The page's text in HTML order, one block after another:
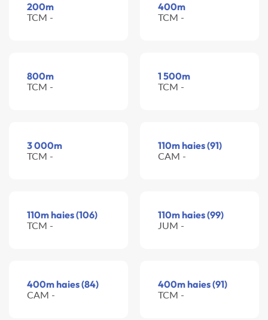
200m
TCM -
400m
TCM -
800m
TCM -
1 500m
TCM -
3 000m
TCM -
110m haies (91)
CAM -
110m haies (106)
TCM -
110m haies (99)
JUM -
400m haies (84)
CAM -
400m haies (91)
TCM -